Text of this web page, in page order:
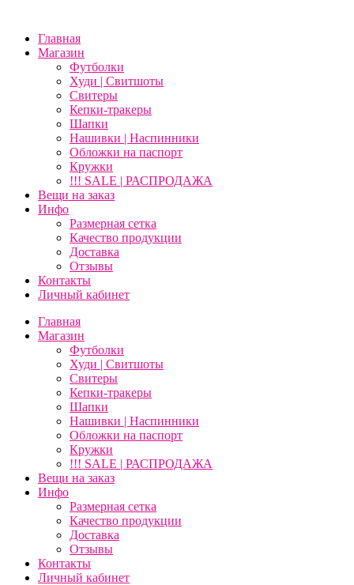
Главная
Магазин
Футболки
Худи | Свитшоты
Свитеры
Кепки-тракеры
Шапки
Нашивки | Наспинники
Обложки на паспорт
Кружки
!!! SALE | РАСПРОДАЖА
Вещи на заказ
Инфо
Размерная сетка
Качество продукции
Доставка
Отзывы
Контакты
Личный кабинет
Главная
Магазин
Футболки
Худи | Свитшоты
Свитеры
Кепки-тракеры
Шапки
Нашивки | Наспинники
Обложки на паспорт
Кружки
!!! SALE | РАСПРОДАЖА
Вещи на заказ
Инфо
Размерная сетка
Качество продукции
Доставка
Отзывы
Контакты
Личный кабинет